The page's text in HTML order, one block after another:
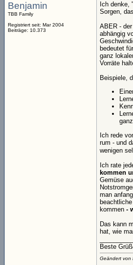
Benjamin
TBB Family
Registriert seit: Mar 2004
Beiträge: 10.373
Ich denke,
Sorgen,
ABER -
abhängig
bedeutet
ganz
Vorräte
Beispiele,
Ich rede
rum - und
wenigen
Ich rate
kommen
Gemüse
man
kommen -
Das kann
hat, wie
Beste
Geändert von